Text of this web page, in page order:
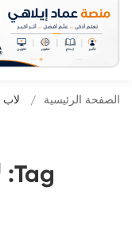
Tag: لاب توب جيمنج
الصفحة الرئيسية لاب